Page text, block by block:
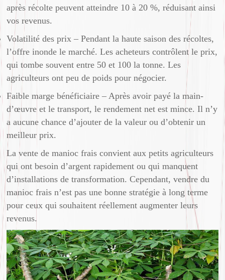
après récolte peuvent atteindre 10 à 20 %, réduisant ainsi
vos revenus.
Volatilité des prix – Pendant la haute saison des récoltes,
l’offre inonde le marché. Les acheteurs contrôlent le prix,
qui tombe souvent entre 50 et 100 la tonne. Les
agriculteurs ont peu de poids pour négocier.
Faible marge bénéficiaire – Après avoir payé la main-
d’œuvre et le transport, le rendement net est mince. Il n’y
a aucune chance d’ajouter de la valeur ou d’obtenir un
meilleur prix.
La vente de manioc frais convient aux petits agriculteurs
qui ont besoin d’argent rapidement ou qui manquent
d’installations de transformation. Cependant, vendre du
manioc frais n’est pas une bonne stratégie à long terme
pour ceux qui souhaitent réellement augmenter leurs
revenus.